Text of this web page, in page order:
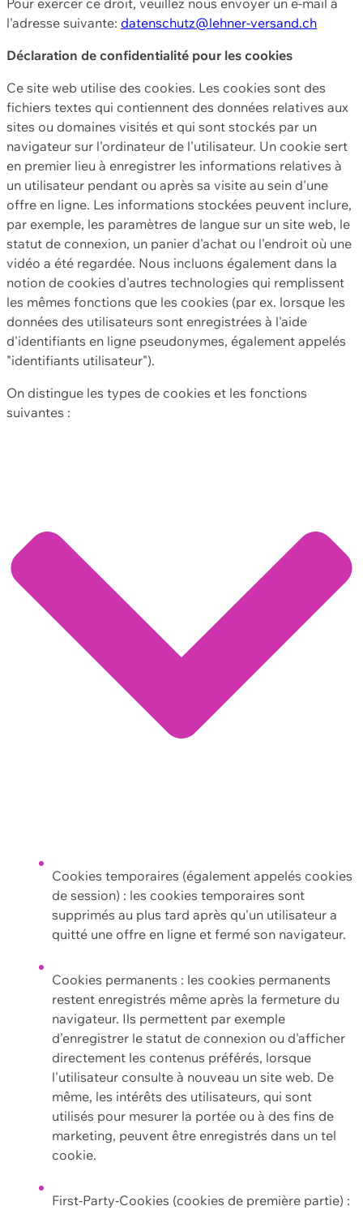
l'adresse suivante: datenschutz@lehner-versand.ch
Déclaration de confidentialité pour les cookies
Ce site web utilise des cookies. Les cookies sont des
fichiers textes qui contiennent des données relatives aux
sites ou domaines visités et qui sont stockés par un
navigateur sur l'ordinateur de l'utilisateur. Un cookie sert
en premier lieu à enregistrer les informations relatives à
un utilisateur pendant ou après sa visite au sein d'une
offre en ligne. Les informations stockées peuvent inclure,
par exemple, les paramètres de langue sur un site web, le
statut de connexion, un panier d'achat ou l'endroit où une
vidéo a été regardée. Nous incluons également dans la
notion de cookies d'autres technologies qui remplissent
les mêmes fonctions que les cookies (par ex. lorsque les
données des utilisateurs sont enregistrées à l'aide
d'identifiants en ligne pseudonymes, également appelés
"identifiants utilisateur").
On distingue les types de cookies et les fonctions
suivantes :
Cookies temporaires (également appelés cookies
de session) : les cookies temporaires sont
supprimés au plus tard après qu'un utilisateur a
quitté une offre en ligne et fermé son navigateur.
Cookies permanents : les cookies permanents
restent enregistrés même après la fermeture du
navigateur. Ils permettent par exemple
d'enregistrer le statut de connexion ou d'afficher
directement les contenus préférés, lorsque
l'utilisateur consulte à nouveau un site web. De
même, les intérêts des utilisateurs, qui sont
utilisés pour mesurer la portée ou à des fins de
marketing, peuvent être enregistrés dans un tel
cookie.
First-Party-Cookies (cookies de première partie) :